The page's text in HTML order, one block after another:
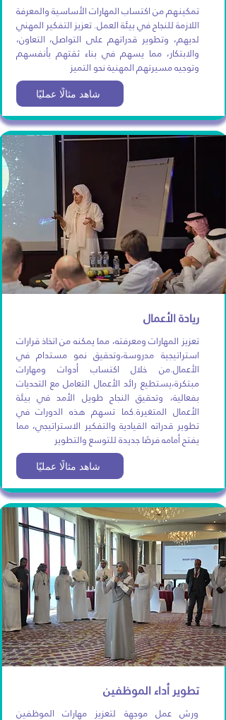
تمكينهم من اكتساب المهارات الأساسية والمعرفة
اللازمة للنجاح في بيئة العمل. تعزيز التفكير المهني
لديهم، وتطوير قدراتهم على التواصل، التعاون،
والابتكار، مما يسهم في بناء ثقتهم بأنفسهم
وتوجيه مسيرتهم المهنية نحو التميز
شاهد مثالًا عمليًا
ريادة الأعمال
تعزيز المهارات ومعرفته، مما يمكنه من اتخاذ قرارات
استراتيجية مدروسة،وتحقيق نمو مستدام في
الأعمال.من خلال اكتساب أدوات ومهارات
مبتكرة،يستطيع رائد الأعمال التعامل مع التحديات
بفعالية، وتحقيق النجاح طويل الأمد في بيئة
الأعمال المتغيرة.كما تسهم هذه الدورات في
تطوير قدراته القيادية والتفكير الاستراتيجي، مما
يفتح أمامه فرصًا جديدة للتوسع والتطوير
شاهد مثالًا عمليًا
تطوير أداء الموظفين
ورش عمل موجهة لتعزيز مهارات الموظفين